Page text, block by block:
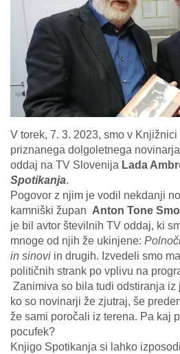
V torek, 7. 3. 2023, smo v
priznanega dolgoletnega
oddaj na TV Slovenija Lada
Spotikanja.
Pogovor z njim je vodil nekdanji
kamniški župan Anton Tone
je bil avtor številnih TV oddaj, ki
mnoge od njih že ukinjene:
in sinovi in drugih. Izvedeli smo
političnih strank po vplivu na
Zanimiva so bila tudi odstiranja
ko so novinarji že zjutraj, še
že sami poročali iz terena. Pa kaj
pocufek?
Knjigo Spotikanja si lahko